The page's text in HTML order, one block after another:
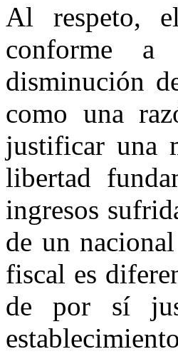
Al respeto,
conforme a
disminución
como una
justificar una
libertad
ingresos
de un
fiscal es
de por sí